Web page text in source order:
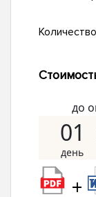
до
01
+